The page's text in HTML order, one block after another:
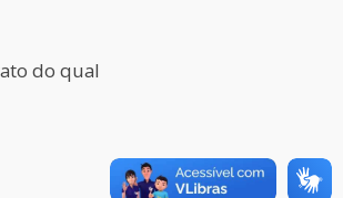
do qual